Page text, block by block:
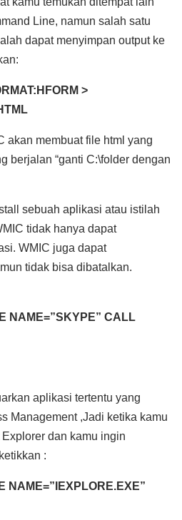
Line, namun salah satu
dapat menyimpan output ke
>
akan membuat file html yang
berjalan “ganti C:\folder dengan
sebuah aplikasi atau istilah
tidak hanya dapat
WMIC juga dapat
tidak bisa dibatalkan.
NAME=”SKYPE” CALL
aplikasi tertentu yang
Management ,Jadi ketika kamu
dan kamu ingin
:
NAME=”IEXPLORE.EXE”